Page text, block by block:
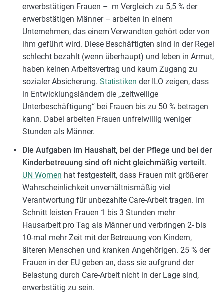
erwerbstätigen Frauen – im Vergleich zu 5,5 % der
erwerbstätigen Männer – arbeiten in einem
Unternehmen, das einem Verwandten gehört oder von
ihm geführt wird. Diese Beschäftigten sind in der Regel
schlecht bezahlt (wenn überhaupt) und leben in Armut,
haben keinen Arbeitsvertrag und kaum Zugang zu
sozialer Absicherung. Statistiken der ILO zeigen, dass
in Entwicklungsländern die „zeitweilige
Unterbeschäftigung“ bei Frauen bis zu 50 % betragen
kann. Dabei arbeiten Frauen unfreiwillig weniger
Stunden als Männer.
Die Aufgaben im Haushalt, bei der Pflege und bei der
Kinderbetreuung sind oft nicht gleichmäßig verteilt.
UN Women hat festgestellt, dass Frauen mit größerer
Wahrscheinlichkeit unverhältnismäßig viel
Verantwortung für unbezahlte Care-Arbeit tragen. Im
Schnitt leisten Frauen 1 bis 3 Stunden mehr
Hausarbeit pro Tag als Männer und verbringen 2- bis
10-mal mehr Zeit mit der Betreuung von Kindern,
älteren Menschen und kranken Angehörigen. 25 % der
Frauen in der EU geben an, dass sie aufgrund der
Belastung durch Care-Arbeit nicht in der Lage sind,
erwerbstätig zu sein.